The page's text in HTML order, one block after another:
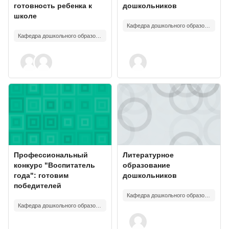
готовность ребенка к
школе
дошкольников
Изображение курса" Профессиональный конкурс "Воспитатель
Изображение курса
Название курса
Профессиональный
конкурс "Воспитатель
года": готовим
победителей
Изображение курса"
Изображение курса
Название курса
Литературное
образование
дошкольников